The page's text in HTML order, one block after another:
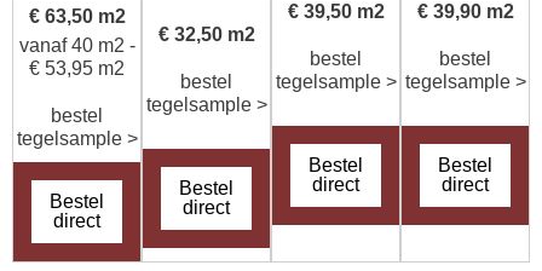
€ 63,50 m2
vanaf 40 m2 -
€ 53,95 m2
bestel
tegelsample >
Bestel
direct
€ 32,50 m2
bestel
tegelsample >
Bestel
direct
€ 39,50 m2
bestel
tegelsample >
Bestel
direct
€ 39,90 m2
bestel
tegelsample >
Bestel
direct